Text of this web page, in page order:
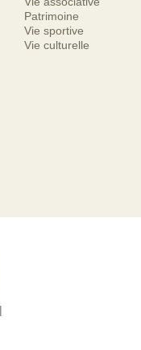
Patrimoine
Vie sportive
Vie culturelle